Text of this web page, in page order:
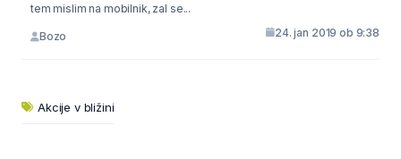
tem mislim na mobilnik, zal se...
Bozo 24. jan 2019 ob 9:38
Akcije v bližini